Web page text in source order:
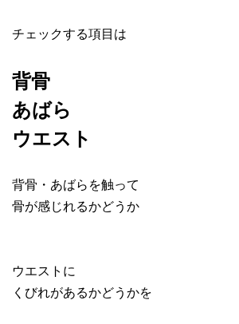
チェックする項目は
背骨
あばら
ウエスト
背骨・あばらを触って
骨が感じれるかどうか
ウエストに
くびれがあるかどうかを